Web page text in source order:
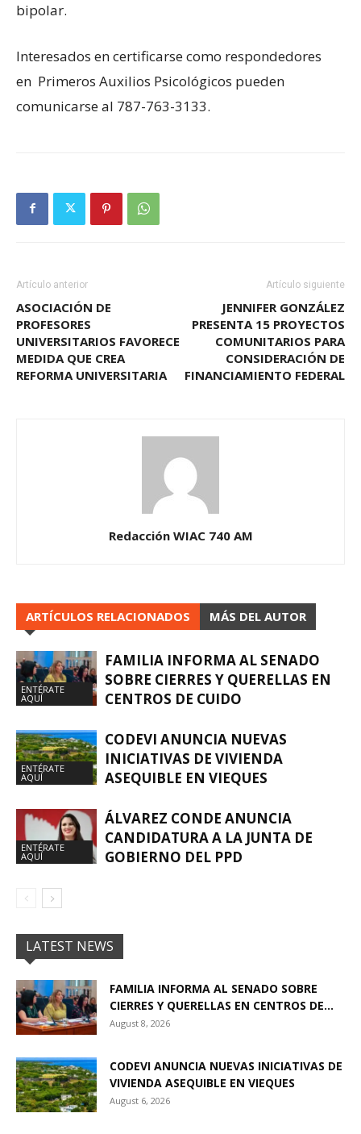
bipolar.
Interesados en certificarse como respondedores
en Primeros Auxilios Psicológicos pueden
comunicarse al 787-763-3133.
Artículo anterior
ASOCIACIÓN DE
PROFESORES
UNIVERSITARIOS FAVORECE
MEDIDA QUE CREA
REFORMA UNIVERSITARIA
Artículo siguiente
JENNIFER GONZÁLEZ
PRESENTA 15 PROYECTOS
COMUNITARIOS PARA
CONSIDERACIÓN DE
FINANCIAMIENTO FEDERAL
Redacción WIAC 740 AM
ARTÍCULOS RELACIONADOS MÁS DEL AUTOR
ENTÉRATE
AQUÍ
FAMILIA INFORMA AL SENADO
SOBRE CIERRES Y QUERELLAS EN
CENTROS DE CUIDO
ENTÉRATE
AQUÍ
CODEVI ANUNCIA NUEVAS
INICIATIVAS DE VIVIENDA
ASEQUIBLE EN VIEQUES
ENTÉRATE
AQUÍ
ÁLVAREZ CONDE ANUNCIA
CANDIDATURA A LA JUNTA DE
GOBIERNO DEL PPD
LATEST NEWS
FAMILIA INFORMA AL SENADO SOBRE
CIERRES Y QUERELLAS EN CENTROS DE...
August 8, 2026
CODEVI ANUNCIA NUEVAS INICIATIVAS DE
VIVIENDA ASEQUIBLE EN VIEQUES
August 6, 2026